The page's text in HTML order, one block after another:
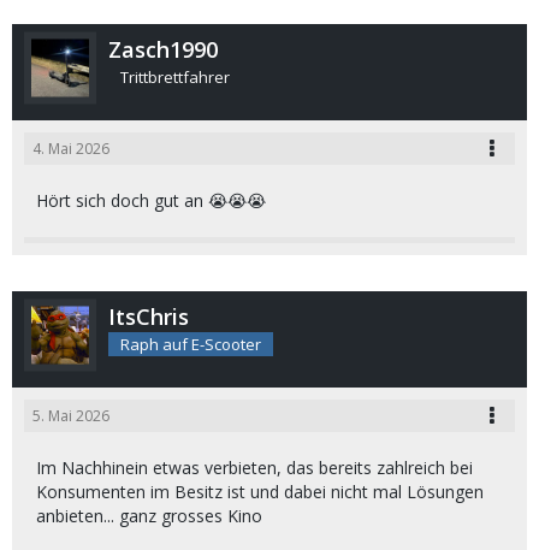
Zasch1990
Trittbrettfahrer
4. Mai 2026
Hört sich doch gut an 😭😭😭
ItsChris
Raph auf E-Scooter
5. Mai 2026
Im Nachhinein etwas verbieten, das bereits zahlreich bei
Konsumenten im Besitz ist und dabei nicht mal Lösungen
anbieten... ganz grosses Kino